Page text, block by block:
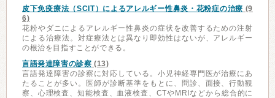
皮下免疫療法（SCIT）によるアレルギー性鼻炎・花粉症の治療 (9
6)
花粉やダニによるアレルギー性鼻炎の症状を改善するための注射
による治療法。対症療法とは異なり即効性はないが、アレルギー
の根治を目指すことができる。
言語発達障害の診察 (13)
言語発達障害の診察に対応している。小児神経専門医が治療にあ
たることが多い。医師が診断基準をもとに、問診、面接、行動観
察、心理検査、知能検査、血液検査、CTやMRIなどから総合的に